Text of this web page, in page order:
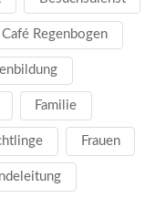
Café Regenbogen
Familie
Frauen